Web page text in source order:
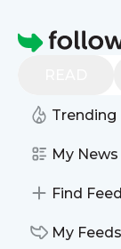
Homepage
Trending
My News
Find
My Feeds
Find